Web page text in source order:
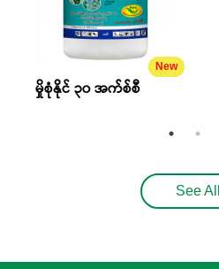
New
မှိုစုံနိုင် ၃၀ အက်စ်စီ
See All